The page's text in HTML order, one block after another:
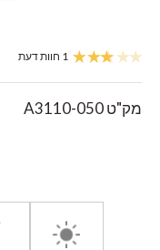
1 חוות דעת
מק"טA3110-050